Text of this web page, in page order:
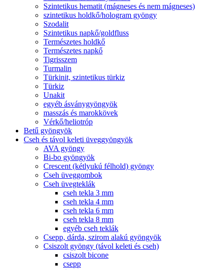
Szintetikus hematit (mágneses és nem mágneses)
szintetikus holdkő/hologram gyöngy
Szodalit
Szintetikus napkő/goldfluss
Természetes holdkő
Természetes napkő
Tigrisszem
Turmalin
Türkinit, szintetikus türkiz
Türkiz
Unakit
egyéb ásványgyöngyök
masszás és marokkövek
Vérkő/heliotróp
Betű gyöngyök
Cseh és távol keleti üveggyöngyök
AVA gyöngy
Bi-bo gyöngyök
Crescent (kétlyukú félhold) gyöngy
Cseh üveggombok
Cseh üvegteklák
cseh tekla 3 mm
cseh tekla 4 mm
cseh tekla 6 mm
cseh tekla 8 mm
egyéb cseh teklák
Csepp, dárda, szirom alakú gyöngyök
Csiszolt gyöngy (távol keleti és cseh)
csiszolt bicone
csepp